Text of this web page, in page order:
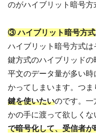
のがハイブリット暗号方
③ ハイブリット暗号方式
ハイブリット暗号方式
鍵方式のハイブリッドの
平文のデータ量が多い
かってしまいます。つま
鍵を使いたいのです。一
かの手に渡って欲しくな
で暗号化して、受信者